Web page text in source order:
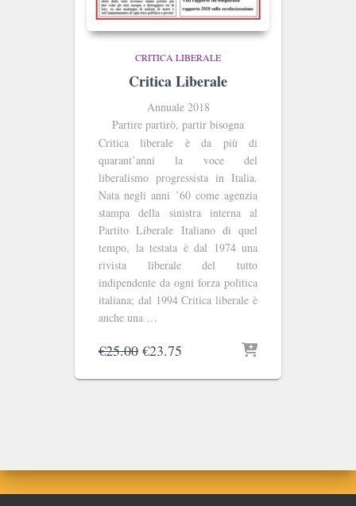
CRITICA LIBERALE
Critica Liberale
Annuale 2018
Partire partirò, partir bisogna
Critica liberale è da più di
quarant’anni la voce del
liberalismo progressista in Italia.
Nata negli anni ’60 come agenzia
stampa della sinistra interna al
Partito Liberale Italiano di quel
tempo, la testata è dal 1974 una
rivista liberale del tutto
indipendente da ogni forza politica
italiana; dal 1994 Critica liberale è
anche una …
€25.00 Il
originale
€23.75
attuale